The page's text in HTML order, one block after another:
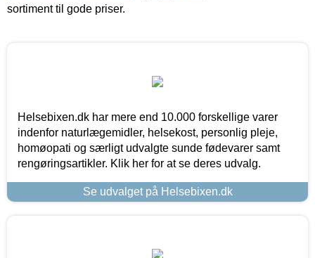
sortiment til gode priser.
Helsebixen.dk har mere end 10.000 forskellige varer
indenfor naturlægemidler, helsekost, personlig pleje,
homøopati og særligt udvalgte sunde fødevarer samt
rengøringsartikler. Klik her for at se deres udvalg.
Se udvalget på Helsebixen.dk